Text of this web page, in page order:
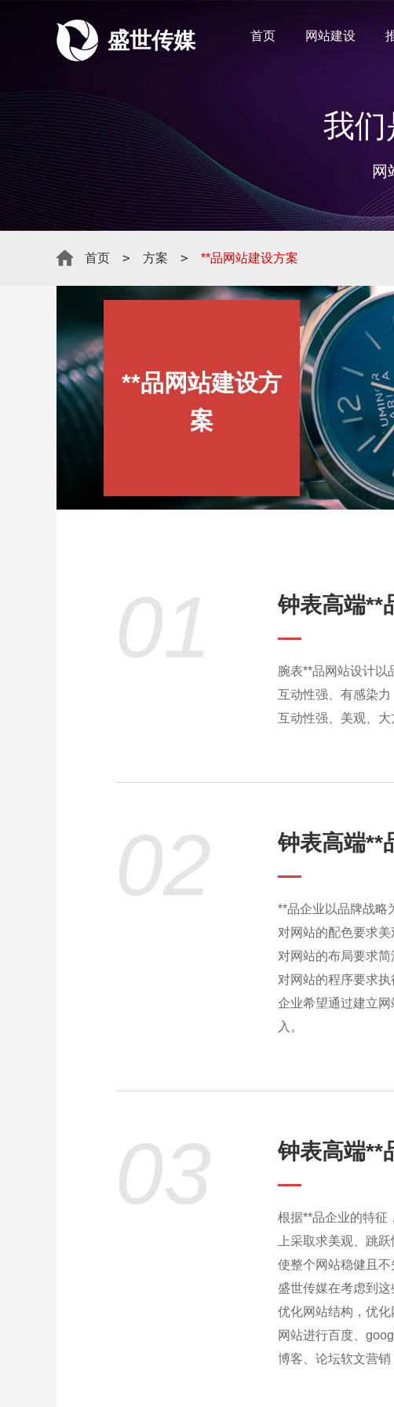
盛世传媒 首页 网站建设
我们
网
首页 > 方案 > **品网站建设方案
**品网站建设方
案
01 钟表高端**
腕表**品网站设计以
互动性强、有感染
互动性强、美观、
02 钟表高端**
**品企业以品牌战略
对网站的配色要求美
对网站的布局要求简
对网站的程序要求执
企业希望通过建立
入。
03 钟表高端**
根据**品企业的特征
上采取求美观、跳
使整个网站稳健且
盛世传媒在考虑到
优化网站结构，优
网站进行百度、
博客、论坛软文营销